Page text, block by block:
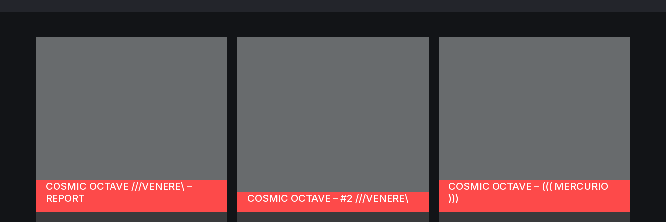
COSMIC OCTAVE ///VENERE\ –
REPORT
COSMIC OCTAVE – #2 ///VENERE\
COSMIC OCTAVE – ((( MERCURIO
)))